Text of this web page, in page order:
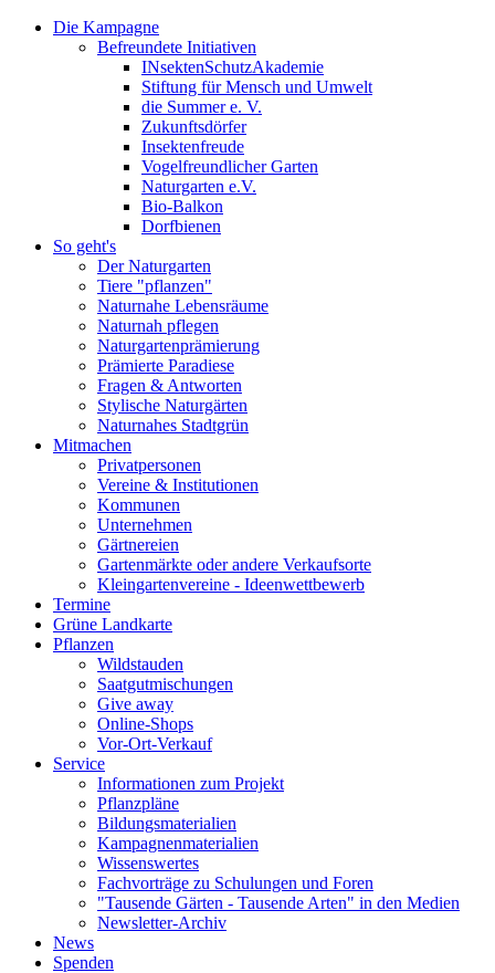
Die Kampagne
Befreundete Initiativen
INsektenSchutzAkademie
Stiftung für Mensch und Umwelt
die Summer e. V.
Zukunftsdörfer
Insektenfreude
Vogelfreundlicher Garten
Naturgarten e.V.
Bio-Balkon
Dorfbienen
So geht's
Der Naturgarten
Tiere "pflanzen"
Naturnahe Lebensräume
Naturnah pflegen
Naturgartenprämierung
Prämierte Paradiese
Fragen & Antworten
Stylische Naturgärten
Naturnahes Stadtgrün
Mitmachen
Privatpersonen
Vereine & Institutionen
Kommunen
Unternehmen
Gärtnereien
Gartenmärkte oder andere Verkaufsorte
Kleingartenvereine - Ideenwettbewerb
Termine
Grüne Landkarte
Pflanzen
Wildstauden
Saatgutmischungen
Give away
Online-Shops
Vor-Ort-Verkauf
Service
Informationen zum Projekt
Pflanzpläne
Bildungsmaterialien
Kampagnenmaterialien
Wissenswertes
Fachvorträge zu Schulungen und Foren
"Tausende Gärten - Tausende Arten" in den Medien
Newsletter-Archiv
News
Spenden